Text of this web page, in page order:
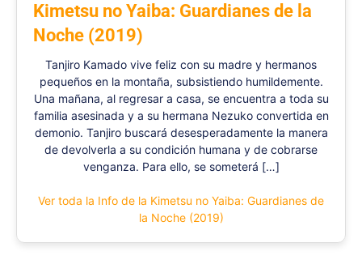
Kimetsu no Yaiba: Guardianes de la
Noche (2019)
Tanjiro Kamado vive feliz con su madre y hermanos
pequeños en la montaña, subsistiendo humildemente.
Una mañana, al regresar a casa, se encuentra a toda su
familia asesinada y a su hermana Nezuko convertida en
demonio. Tanjiro buscará desesperadamente la manera
de devolverla a su condición humana y de cobrarse
venganza. Para ello, se someterá […]
Ver toda la Info de la Kimetsu no Yaiba: Guardianes de
la Noche (2019)